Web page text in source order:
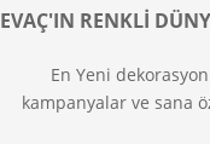
EVAÇ'IN RENKLİ
En Yeni
kampanyalar ve sana